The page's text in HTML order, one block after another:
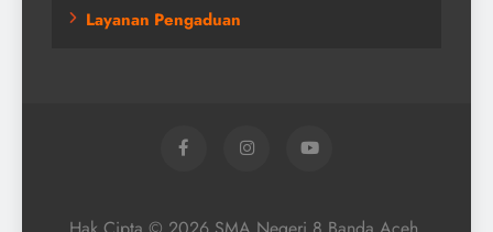
Layanan Pengaduan